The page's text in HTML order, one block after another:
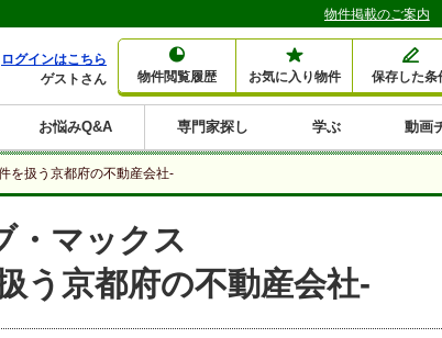
物件閲覧履歴 お気に入り物件 保存した条
ログインはこちら
ゲストさん
利回り7%以上
利回り8%以上
利回り9%以上
利回り10%以上
利回り11%以上
利回り12%以上
利回り13%以上
利回り14%以上
利回り15%以上
利回り16%以上
資
資
件
内
お悩みQ&A 専門家探し 学ぶ 動画
物件掲載のご案内
を扱う京都府の不動産会社-
・マックス
う京都府の不動産会社-